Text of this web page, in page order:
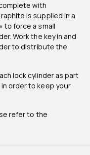
with
is supplied in a
to force a small
Work the key in and
to distribute the
lock cylinder as part
order to keep your
refer to the